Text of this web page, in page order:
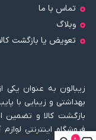
تماس با ما
وبلاگ
تعویض یا بازگشت
زیبالون به عنوان یکی
بازگشت کالا و تضمین
فروشگاه اینترنتی
رنگ مو نچرال
0